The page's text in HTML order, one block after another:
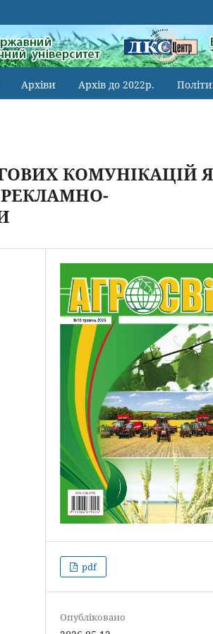
Архіви Архів до 2022р.
КОМУНІКАЦІЙ
РЕКЛАМНО-
pdf
Опубліковано